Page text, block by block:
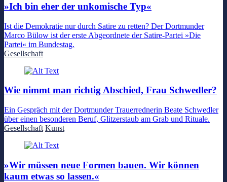
»Ich bin eher der unkomische Typ«
Ist die Demokratie nur durch Satire zu retten? Der Dortmunder
Marco Bülow ist der erste Abgeordnete der Satire-Partei »Die
Partei« im Bundestag.
Gesellschaft
Wie nimmt man richtig Abschied, Frau Schwedler?
Ein Gespräch mit der Dortmunder Trauerrednerin Beate Schwedler
über einen besonderen Beruf, Glitzerstaub am Grab und Rituale.
Gesellschaft Kunst
»Wir müssen neue Formen bauen. Wir können
kaum etwas so lassen.«